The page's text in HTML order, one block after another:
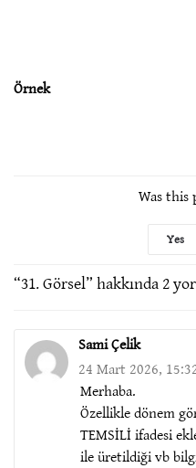
Örnek
Was this
Yes
“31. Görsel” hakkında 2
Sami Çelik
24 Mart 2026,
Merhaba.
Özellikle dönem
TEMSİLİ ifadesi
ile üretildiği vb